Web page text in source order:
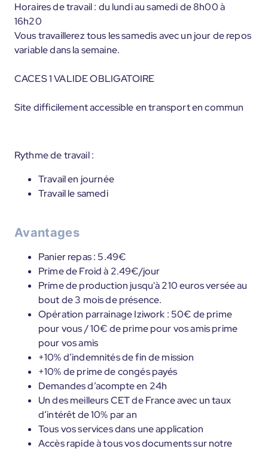
Horaires de travail : du lundi au samedi de 8h00 à
16h20
Vous travaillerez tous les samedis avec un jour de repos
variable dans la semaine.
CACES 1 VALIDE OBLIGATOIRE
Site difficilement accessible en transport en commun
Rythme de travail :
Travail en journée
Travail le samedi
Avantages
Panier repas : 5.49€
Prime de Froid à 2.49€/jour
Prime de production jusqu'à 210 euros versée au
bout de 3 mois de présence.
Opération parrainage Iziwork : 50€ de prime
pour vous / 10€ de prime pour vos amis prime
pour vos amis
+10% d’indemnités de fin de mission
+10% de prime de congés payés
Demandes d’acompte en 24h
Un des meilleurs CET de France avec un taux
d’intérêt de 10% par an
Tous vos services dans une application
Accès rapide à tous vos documents sur notre